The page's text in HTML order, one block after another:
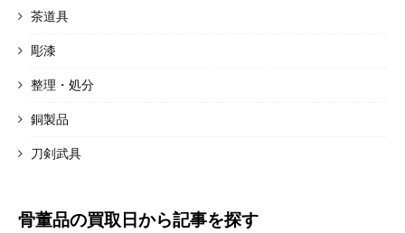
茶道具
彫漆
整理・処分
銅製品
刀剣武具
骨董品の買取日から記事を探す